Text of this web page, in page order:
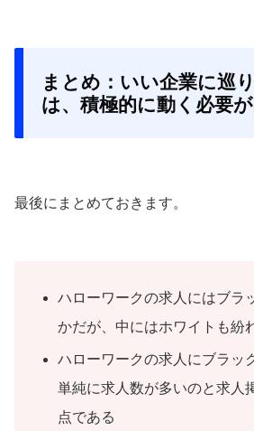
まとめ：いい企業に巡
は、積極的に動く必要
最後にまとめておきます。
ハローワークの求人にはブラ
かだが、中にはホワイトも紛
ハローワークの求人にブラッ
単純に求人数が多いのと求人
点である